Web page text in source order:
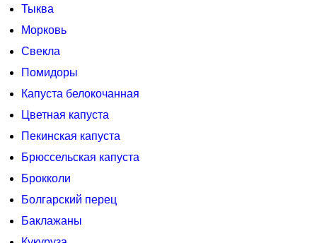
Тыква
Морковь
Свекла
Помидоры
Капуста белокочанная
Цветная капуста
Пекинская капуста
Брюссельская капуста
Брокколи
Болгарский перец
Баклажаны